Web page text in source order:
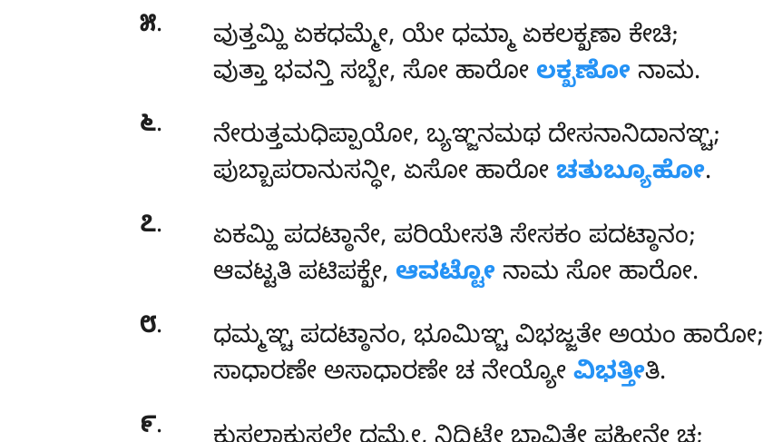
೫.
ವುತ್ತಮ್ಹಿ ಏಕಧಮ್ಮೇ, ಯೇ ಧಮ್ಮಾ ಏಕಲಕ್ಖಣಾ ಕೇಚಿ;
ವುತ್ತಾ ಭವನ್ತಿ ಸಬ್ಬೇ, ಸೋ ಹಾರೋ ಲಕ್ಖಣೋನಾಮ.
೬.
ನೇರುತ್ತಮಧಿಪ್ಪಾಯೋ, ಬ್ಯಞ್ಜನಮಥ ದೇಸನಾನಿದಾನಞ್ಚ;
ಪುಬ್ಬಾಪರಾನುಸನ್ಧೀ, ಏಸೋ ಹಾರೋ ಚತುಬ್ಯೂಹೋ.
೭.
ಏಕಮ್ಹಿ ಪದಟ್ಠಾನೇ, ಪರಿಯೇಸತಿ ಸೇಸಕಂ ಪದಟ್ಠಾನಂ;
ಆವಟ್ಟತಿ ಪಟಿಪಕ್ಖೇ, ಆವಟ್ಟೋನಾಮ ಸೋ ಹಾರೋ.
೮. ಧಮ್ಮಞ್ಚಪದಟ್ಠಾನಂ, ಭೂಮಿಞ್ಚ ವಿಭಜ್ಜತೇ ಅಯಂ ಹಾರೋ;
ಸಾಧಾರಣೇ ಅಸಾಧಾರಣೇ ಚ ನೇಯ್ಯೋ ವಿಭತ್ತೀತಿ.
೯.